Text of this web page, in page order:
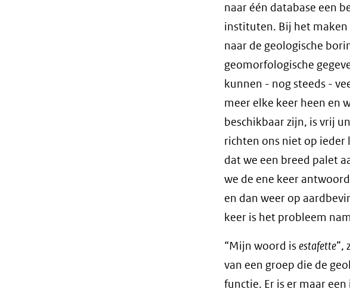
naar één database een
instituten. Bij het
naar de geologische
geomorfologische
kunnen - nog steeds -
meer elke keer heen en
beschikbaar zijn, is vrij
richten ons niet op ieder
dat we een breed palet
we de ene keer
en dan weer op
keer is het probleem
“Mijn woord isestafette”,
van een groep die de
functie. Er is er maar